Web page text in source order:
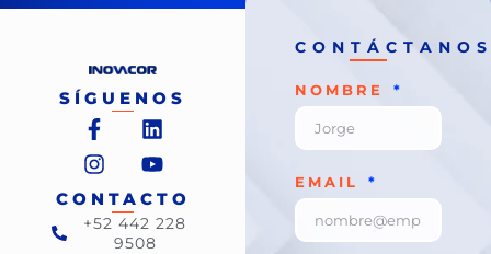
SÍGUENOS
CONTACTO
+52 442 228
9508
NOMBRE
EMAIL